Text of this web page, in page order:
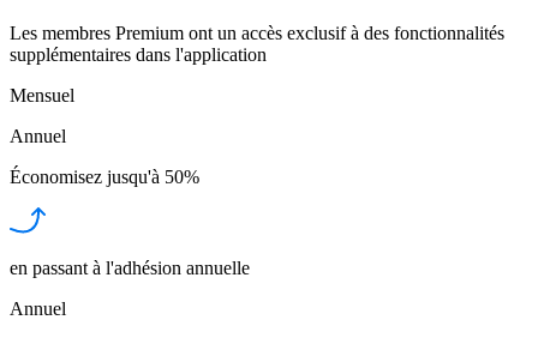
Les membres Premium ont un accès exclusif à des fonctionnalités
supplémentaires dans l'application
Mensuel
Annuel
Économisez jusqu'à 50%
en passant à l'adhésion annuelle
Annuel